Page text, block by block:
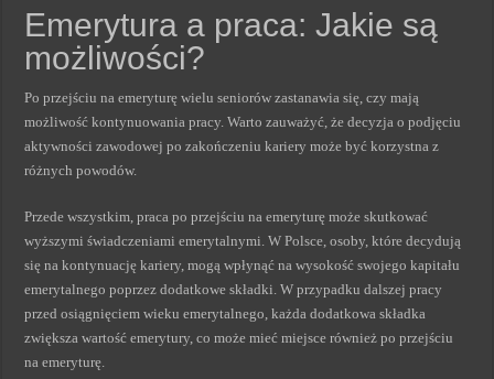
Emerytura a praca: Jakie są
możliwości?
Po przejściu na emeryturę wielu seniorów zastanawia się, czy mają
możliwość kontynuowania pracy. Warto zauważyć, że decyzja o podjęciu
aktywności zawodowej po zakończeniu kariery może być korzystna z
różnych powodów.
Przede wszystkim, praca po przejściu na emeryturę może skutkować
wyższymi świadczeniami emerytalnymi. W Polsce, osoby, które decydują
się na kontynuację kariery, mogą wpłynąć na wysokość swojego kapitału
emerytalnego poprzez dodatkowe składki. W przypadku dalszej pracy
przed osiągnięciem wieku emerytalnego, każda dodatkowa składka
zwiększa wartość emerytury, co może mieć miejsce również po przejściu
na emeryturę.